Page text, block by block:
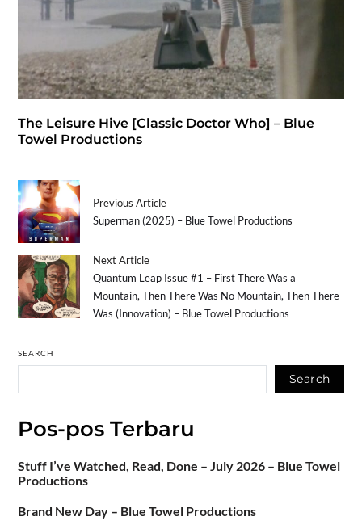
The Leisure Hive [Classic Doctor Who] – Blue
Towel Productions
Previous Article
Superman (2025) – Blue Towel Productions
Next Article
Quantum Leap Issue #1 – First There Was a
Mountain, Then There Was No Mountain, Then There
Was (Innovation) – Blue Towel Productions
SEARCH
Search
Pos-pos Terbaru
Stuff I’ve Watched, Read, Done – July 2026 – Blue Towel
Productions
Brand New Day – Blue Towel Productions